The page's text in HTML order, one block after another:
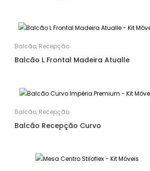
Balcão, Recepção
Balcão L Frontal Madeira Atualle
Balcão, Recepção
Balcão Recepção Curvo